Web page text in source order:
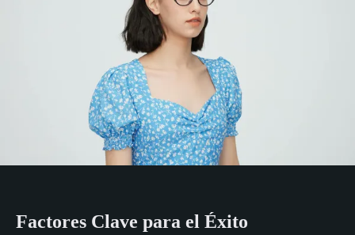
Factores Clave para el Éxito